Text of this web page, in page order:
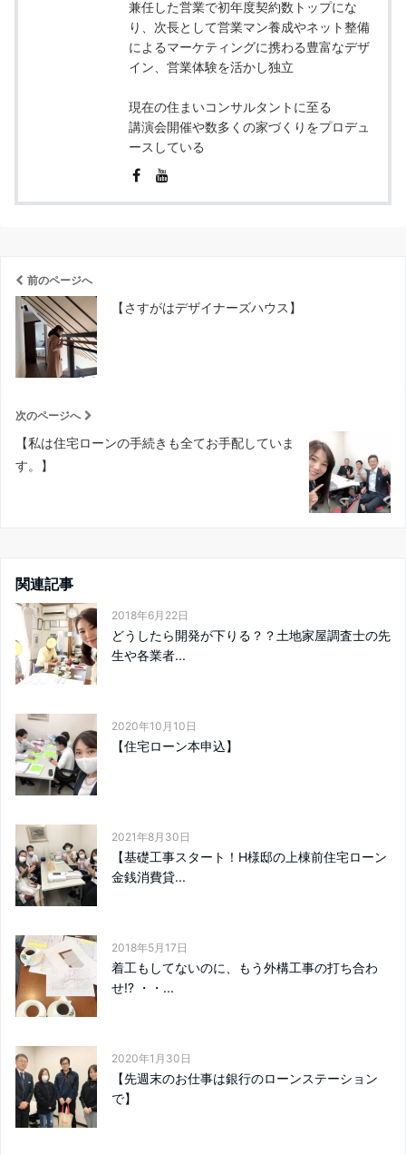
兼任した営業で初年度契約数トップにな
り、次長として営業マン養成やネット整備
によるマーケティングに携わる豊富なデザ
イン、営業体験を活かし独立
現在の住まいコンサルタントに至る
講演会開催や数多くの家づくりをプロデュ
ースしている
前のページへ
【さすがはデザイナーズハウス】
次のページへ
【私は住宅ローンの手続きも全てお手配していま
す。】
関連記事
2018年6月22日
どうしたら開発が下りる？？土地家屋調査士の先
生や各業者...
2020年10月10日
【住宅ローン本申込】
2021年8月30日
【基礎工事スタート！H様邸の上棟前住宅ローン
金銭消費貸...
2018年5月17日
着工もしてないのに、もう外構工事の打ち合わ
せ⁉️ ・・...
2020年1月30日
【先週末のお仕事は銀行のローンステーション
で】